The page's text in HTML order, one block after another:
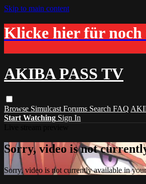
Skip to main content
Klicke hier für noch
AKIBA PASS TV
Browse Simulcast Forums Search FAQ
Start Watching Sign In
Sorry, video is not
Sorry, video is not currently available in